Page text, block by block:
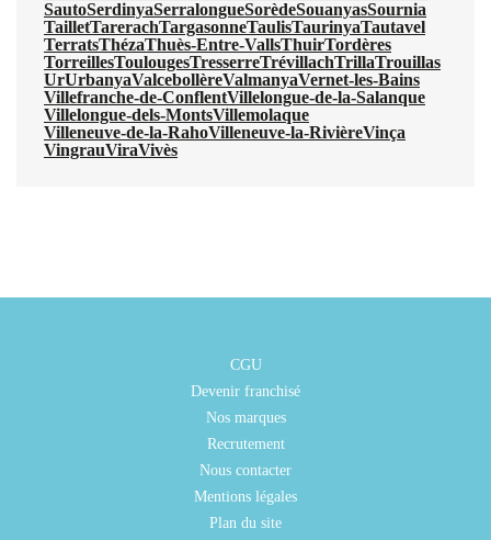
SautoSerdinyaSerralongueSorèdeSouanyasSournia
TailletTarerachTargasonneTaulisTaurinyaTautavel
TerratsThézaThuès-Entre-VallsThuirTordères
TorreillesToulougesTresserreTrévillachTrillaTrouillas
UrUrbanyaValcebollèreValmanyaVernet-les-Bains
Villefranche-de-ConflentVillelongue-de-la-Salanque
Villelongue-dels-MontsVillemolaque
Villeneuve-de-la-RahoVilleneuve-la-RivièreVinça
VingrauViraVivès
CGU
Devenir franchisé
Nos marques
Recrutement
Nous contacter
Mentions légales
Plan du site